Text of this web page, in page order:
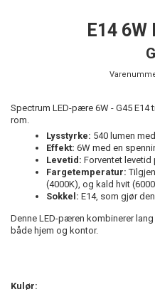
E14
Spectrum LED-pære 6W - G45
rom.
Lysstyrke: 540 lumen
Effekt: 6W med en
Levetid: Forventet levetid
Fargetemperatur:
(4000K), og kald hvit
Sokkel: E14, som gjør
Denne LED-pæren kombinerer
både hjem og kontor.
Kulør: